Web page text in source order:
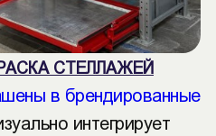
СТЕЛЛАЖЕЙ
в брендированные
интегрирует